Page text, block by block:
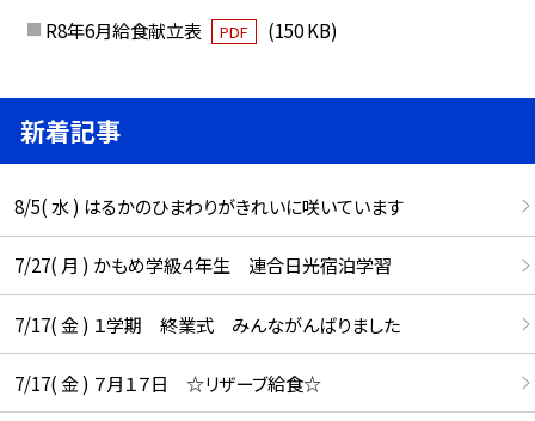
R8年6月給食献立表
PDF (150 KB)
新着記事
8/5( 水 ) はるかのひまわりがきれいに咲いています
7/27( 月 ) かもめ学級４年生 連合日光宿泊学習
7/17( 金 ) １学期 終業式 みんながんばりました
7/17( 金 ) ７月１７日 ☆リザーブ給食☆